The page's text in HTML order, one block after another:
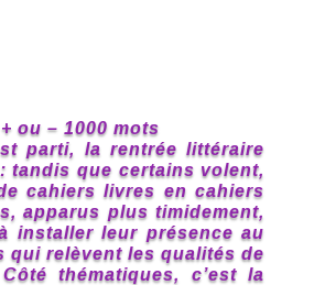
ou – 1000 mots
parti, la rentrée littéraire
tandis que certains volent,
cahiers livres en cahiers
apparus plus timidement,
installer leur présence au
qui relèvent les qualités de
thématiques, c’est la